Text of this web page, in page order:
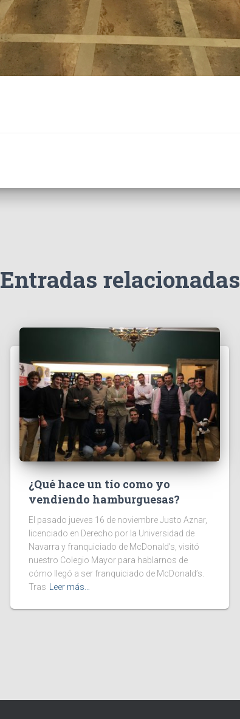
Entradas relacionadas
¿Qué hace un tío como yo
vendiendo hamburguesas?
El pasado jueves 16 de noviembre Justo Aznar,
licenciado en Derecho por la Universidad de
Navarra y franquiciado de McDonald’s, visitó
nuestro Colegio Mayor para hablarnos de
cómo llegó a ser franquiciado de McDonald’s.
Tras
Leer más…